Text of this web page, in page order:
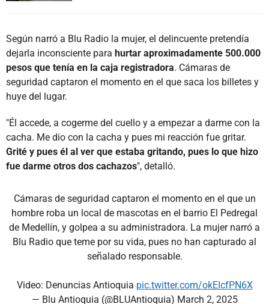
Según narró a Blu Radio la mujer, el delincuente pretendía
dejarla inconsciente para hurtar aproximadamente 500.000
pesos que tenía en la caja registradora. Cámaras de
seguridad captaron el momento en el que saca los billetes y
huye del lugar.
"Él accede, a cogerme del cuello y a empezar a darme con la
cacha. Me dio con la cacha y pues mi reacción fue gritar.
Grité y pues él al ver que estaba gritando, pues lo que hizo
fue darme otros dos cachazos", detalló.
Cámaras de seguridad captaron el momento en el que un
hombre roba un local de mascotas en el barrio El Pedregal
de Medellín, y golpea a su administradora. La mujer narró a
Blu Radio que teme por su vida, pues no han capturado al
señalado responsable.
Video: Denuncias Antioquia pic.twitter.com/okEIcfPN6X
— Blu Antioquia (@BLUAntioquia) March 2, 2025